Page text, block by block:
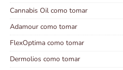
Cannabis Oil como tomar
Adamour como tomar
FlexOptima como tomar
Dermolios como tomar